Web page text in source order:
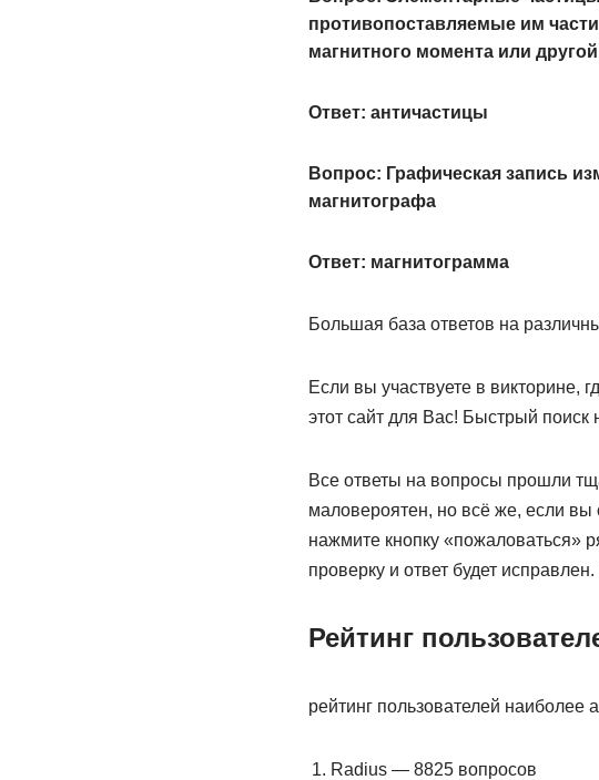
противопоставляемые им
магнитного момента или
Ответ: античастицы
Вопрос: Графическая запись
магнитографа
Ответ: магнитограмма
Большая база ответов на
Если вы участвуете в викторине,
этот сайт для Вас! Быстрый поиск
Все ответы на вопросы прошли
маловероятен, но всё же, если
нажмите кнопку «пожаловаться»
проверку и ответ будет
Рейтинг
рейтинг пользователей наиболее
Radius — 8825 вопросов